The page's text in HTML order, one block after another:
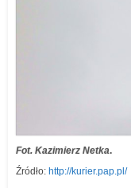
Fot. Kazimierz Netka.
Źródło: http://kurier.pap.pl/